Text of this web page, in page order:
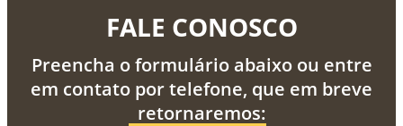
FALE CONOSCO
Preencha o formulário abaixo ou entre
em contato por telefone, que em breve
retornaremos: